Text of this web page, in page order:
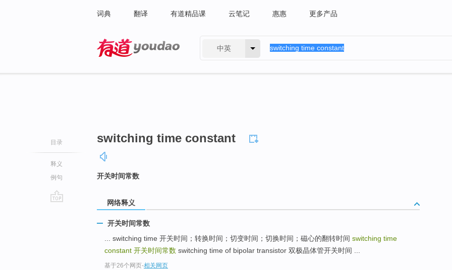
词典 翻译 有道精品课 云笔记 惠惠 更多产品
中英
目录
释义
例句
switching time constant
开关时间常数
网络释义
开关时间常数
... switching time 开关时间；转换时间；切变时间；切换时间；磁心的翻转时间 switching time
constant 开关时间常数 switching time of bipolar transistor 双极晶体管开关时间 ...
基于26个网页-相关网页